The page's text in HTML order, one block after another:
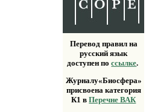
Перевод правил на
русский язык
доступен поссылке.
Журналу«Биосфера»
присвоена категория
К1 вПеречне ВАК